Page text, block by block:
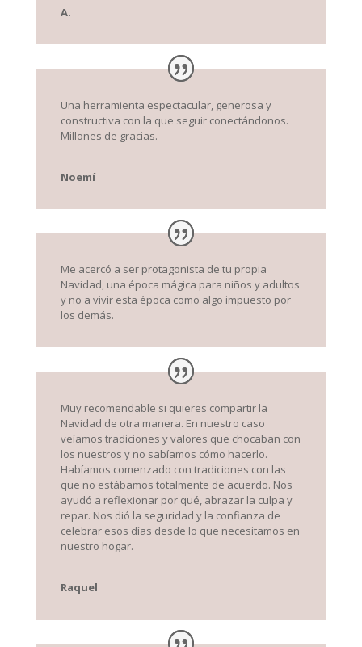
A.
Una herramienta espectacular, generosa y
constructiva con la que seguir conectándonos.
Millones de gracias.
Noemí
Me acercó a ser protagonista de tu propia
Navidad, una época mágica para niños y adultos
y no a vivir esta época como algo impuesto por
los demás.
Muy recomendable si quieres compartir la
Navidad de otra manera. En nuestro caso
veíamos tradiciones y valores que chocaban con
los nuestros y no sabíamos cómo hacerlo.
Habíamos comenzado con tradiciones con las
que no estábamos totalmente de acuerdo. Nos
ayudó a reflexionar por qué, abrazar la culpa y
repar. Nos dió la seguridad y la confianza de
celebrar esos días desde lo que necesitamos en
nuestro hogar.
Raquel